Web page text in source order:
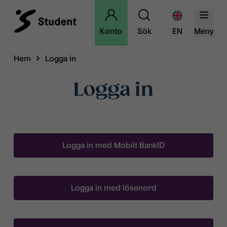
Konto Sök EN Meny
Hem Logga in
Logga in
Logga in med Mobilt BankID
Logga in med lösenord